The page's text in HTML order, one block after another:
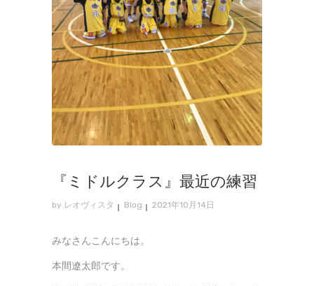
『ミドルクラス』最近の練習
by レオヴィスタ Blog 2021年10月14日
みなさんこんにちは。
本間遼太郎です。